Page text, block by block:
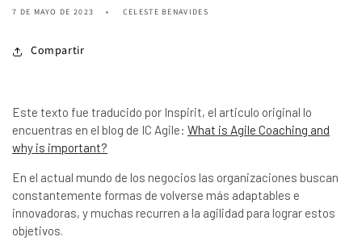
7 DE MAYO DE 2023 CELESTE BENAVIDES
Compartir
Este texto fue traducido por Inspirit, el articulo original lo
encuentras en el blog de IC Agile: What is Agile Coaching and
why is important?
En el actual mundo de los negocios las organizaciones buscan
constantemente formas de volverse más adaptables e
innovadoras, y muchas recurren a la agilidad para lograr estos
objetivos.